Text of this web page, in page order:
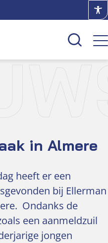
in Almere
heeft er een
bij Ellerman
Ondanks de
een aanmeldzuil
jongen